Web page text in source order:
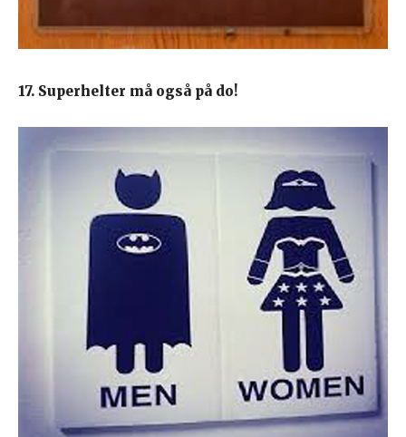
17. Superhelter må også på do!